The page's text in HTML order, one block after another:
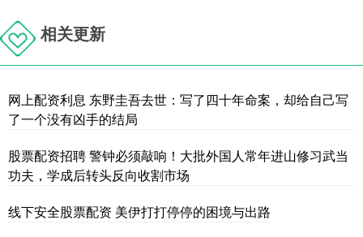
相关更新
网上配资利息 东野圭吾去世：写了四十年命案，却给自己写
了一个没有凶手的结局
股票配资招聘 警钟必须敲响！大批外国人常年进山修习武当
功夫，学成后转头反向收割市场
线下安全股票配资 美伊打打停停的困境与出路